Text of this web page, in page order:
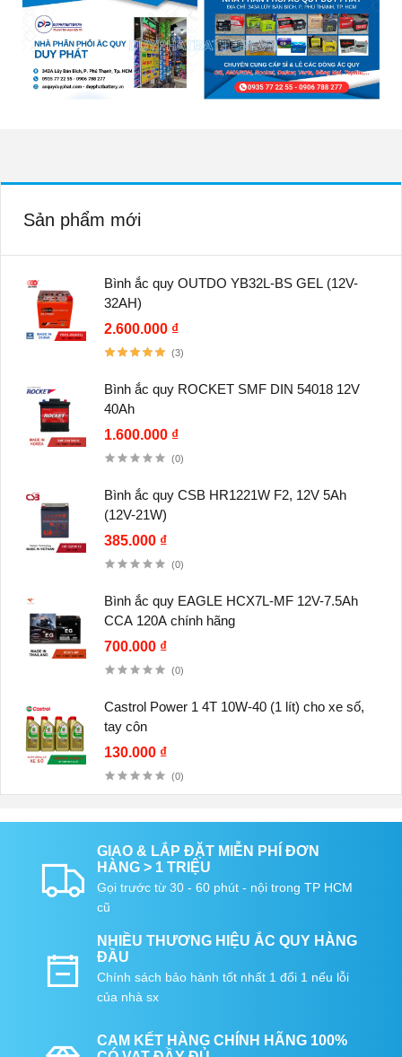
Sản phẩm mới
Bình ắc quy OUTDO YB32L-BS GEL (12V-
32AH)
2.600.000 ₫
(3)
Bình ắc quy ROCKET SMF DIN 54018 12V
40Ah
1.600.000 ₫
(0)
Bình ắc quy CSB HR1221W F2, 12V 5Ah
(12V-21W)
385.000 ₫
(0)
Bình ắc quy EAGLE HCX7L-MF 12V-7.5Ah
CCA 120A chính hãng
700.000 ₫
(0)
Castrol Power 1 4T 10W-40 (1 lít) cho xe số,
tay côn
130.000 ₫
(0)
GIAO & LẮP ĐẶT MIỄN PHÍ ĐƠN
HÀNG > 1 TRIỆU
Gọi trước từ 30 - 60 phút - nội trong TP HCM
cũ
NHIỀU THƯƠNG HIỆU ẮC QUY HÀNG
ĐẦU
Chính sách bảo hành tốt nhất 1 đổi 1 nếu lỗi
của nhà sx
CAM KẾT HÀNG CHÍNH HÃNG 100%